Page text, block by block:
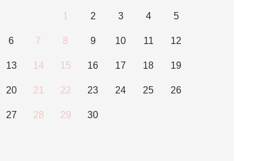
1 2 3 4 5
6 7 8 9 10 11 12
13 14 15 16 17 18 19
20 21 22 23 24 25 26
27 28 29 30